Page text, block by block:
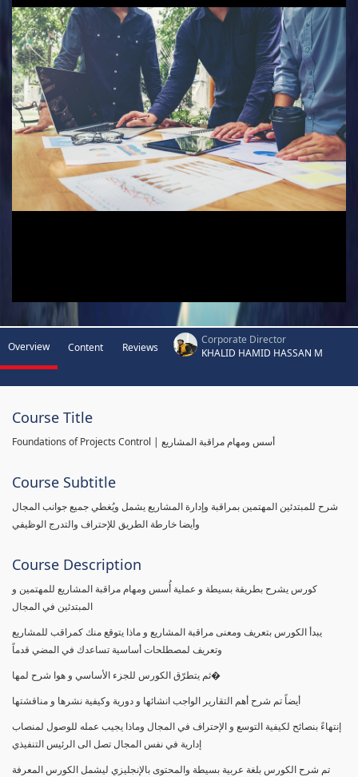
Overview Content Reviews
Corporate Director
KHALID HAMID HASSAN M
Course Title
Foundations of Projects Control | أسس ومهام مراقبة المشاريع
Course Subtitle
شرح للمبتدئين المهتمين بمراقبة وإدارة المشاريع يشمل ويُغطي جميع جوانب المجال
وأيضا خارطة الطريق للإحتراف والتدرج الوظيفي
Course Description
كورس يشرح بطريقة بسيطة و عملية أُسس ومهام مراقبة المشاريع للمهتمين و
المبتدئين في المجال
يبدأ الكورس بتعريف ومعنى مراقبة المشاريع و ماذا يتوقع منك كمراقب للمشاريع
وتعريف لمصطلحات أساسية تساعدك في المضي قدماً
ثم يتطرّق الكورس للجزء الأساسي و هوا شرح لمها�
أيضاً تم شرح أهم التقارير الواجب انشائها و دورية وكيفية نشرها و مناقشتها
إنتهاءً بنصائح لكيفية التوسع و الإحتراف في المجال وماذا يجيب عمله للوصول لمنصاب
إدارية في نفس المجال تصل الى الرئيس التنفيذي
تم شرح الكورس بلغة عربية بسيطة والمحتوى بالإنجليزي ليشمل الكورس المعرفة